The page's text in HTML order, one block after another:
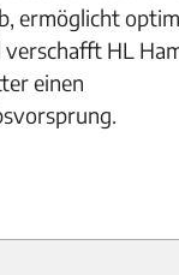
ermöglicht
verschafft HL
einen